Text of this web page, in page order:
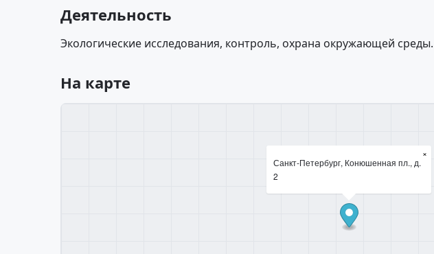
Деятельность
Экологические исследования, контроль, охрана окружающей среды.
На карте
Санкт-Петербург, Конюшенная пл., д.
2
×